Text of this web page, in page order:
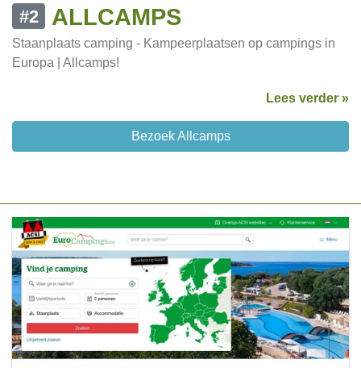
#2 ALLCAMPS
Staanplaats camping - Kampeerplaatsen op campings in
Europa | Allcamps!
Lees verder »
Bezoek Allcamps